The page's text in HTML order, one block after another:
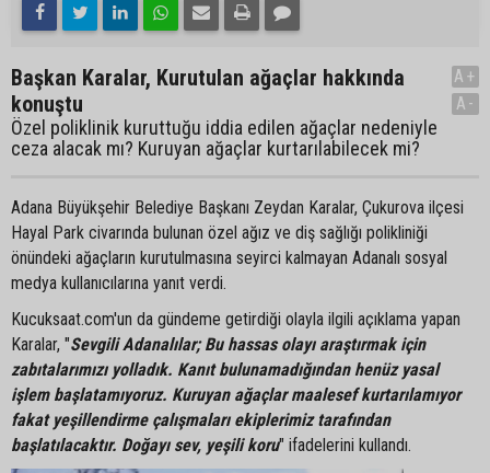
Başkan Karalar, Kurutulan ağaçlar hakkında
konuştu
Özel poliklinik kuruttuğu iddia edilen ağaçlar nedeniyle
ceza alacak mı? Kuruyan ağaçlar kurtarılabilecek mi?
A+
A-
Adana Büyükşehir Belediye Başkanı Zeydan Karalar, Çukurova ilçesi
Hayal Park civarında bulunan özel ağız ve diş sağlığı polikliniği
önündeki ağaçların kurutulmasına seyirci kalmayan Adanalı sosyal
medya kullanıcılarına yanıt verdi.
Kucuksaat.com'un da gündeme getirdiği olayla ilgili açıklama yapan
Karalar, "Sevgili Adanalılar; Bu hassas olayı araştırmak için
zabıtalarımızı yolladık. Kanıt bulunamadığından henüz yasal
işlem başlatamıyoruz. Kuruyan ağaçlar maalesef kurtarılamıyor
fakat yeşillendirme çalışmaları ekiplerimiz tarafından
başlatılacaktır. Doğayı sev, yeşili koru" ifadelerini kullandı.